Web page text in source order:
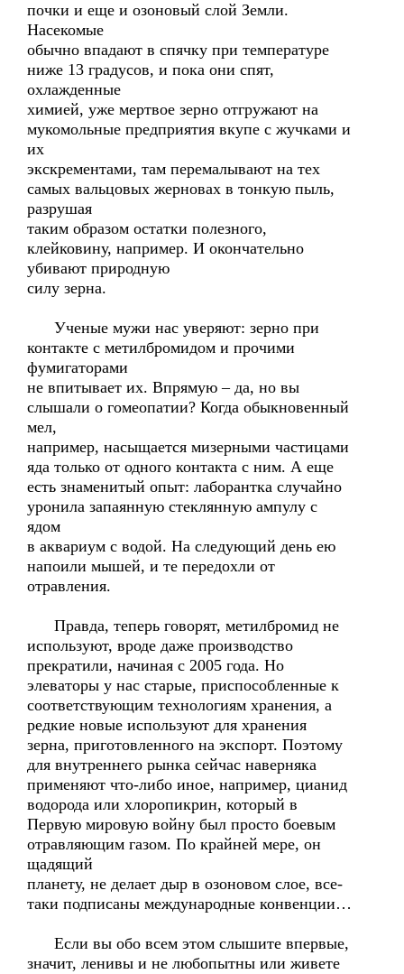
почки и еще и озоновый слой Земли.
Насекомые
обычно впадают в спячку при температуре
ниже 13 градусов, и пока они спят,
охлажденные
химией, уже мертвое зерно отгружают на
мукомольные предприятия вкупе с жучками и
их
экскрементами, там перемалывают на тех
самых вальцовых жерновах в тонкую пыль,
разрушая
таким образом остатки полезного,
клейковину, например. И окончательно
убивают природную
силу зерна.
Ученые мужи нас уверяют: зерно при
контакте с метилбромидом и прочими
фумигаторами
не впитывает их. Впрямую – да, но вы
слышали о гомеопатии? Когда обыкновенный
мел,
например, насыщается мизерными частицами
яда только от одного контакта с ним. А еще
есть знаменитый опыт: лаборантка случайно
уронила запаянную стеклянную ампулу с
ядом
в аквариум с водой. На следующий день ею
напоили мышей, и те передохли от
отравления.
Правда, теперь говорят, метилбромид не
используют, вроде даже производство
прекратили, начиная с 2005 года. Но
элеваторы у нас старые, приспособленные к
соответствующим технологиям хранения, а
редкие новые используют для хранения
зерна, приготовленного на экспорт. Поэтому
для внутреннего рынка сейчас наверняка
применяют что-либо иное, например, цианид
водорода или хлоропикрин, который в
Первую мировую войну был просто боевым
отравляющим газом. По крайней мере, он
щадящий
планету, не делает дыр в озоновом слое, все-
таки подписаны международные конвенции…
Если вы обо всем этом слышите впервые,
значит, ленивы и не любопытны или живете